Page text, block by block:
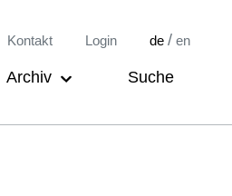
Archiv Suche
de / en
Kontakt Login